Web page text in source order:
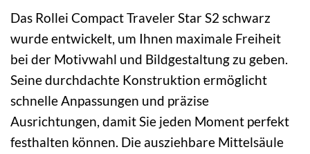
Das Rollei Compact Traveler Star S2 schwarz
wurde entwickelt, um Ihnen maximale Freiheit
bei der Motivwahl und Bildgestaltung zu geben.
Seine durchdachte Konstruktion ermöglicht
schnelle Anpassungen und präzise
Ausrichtungen, damit Sie jeden Moment perfekt
festhalten können. Die ausziehbare Mittelsäule